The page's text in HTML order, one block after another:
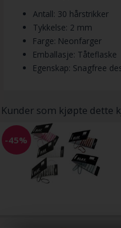
Antall: 30 hårstrikker
Tykkelse: 2 mm
Farge: Neonfarger
Emballasje: Tåteflaske
Egenskap: Snagfree
Kunder som kjøpte dette
-45%